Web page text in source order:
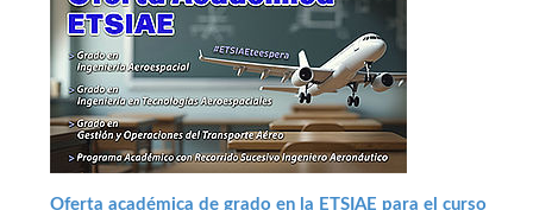
Oferta académica de grado en la ETSIAE para el curso